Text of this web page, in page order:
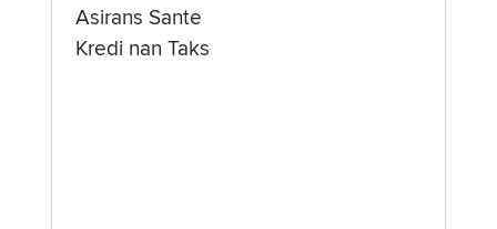
Asirans Sante
Kredi nan Taks